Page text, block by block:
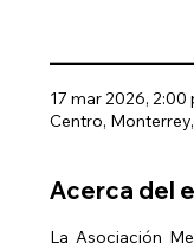
17 mar 2026, 2:00
Centro,
Acerca del
La Asociación